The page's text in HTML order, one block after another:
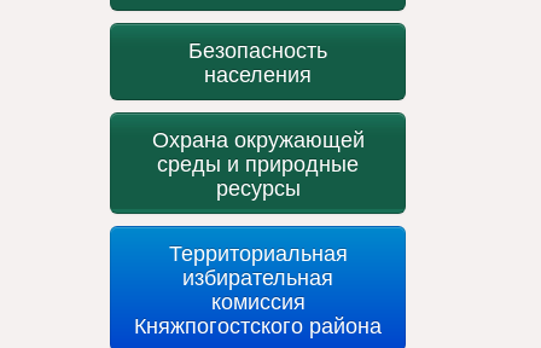
Безопасность
населения
Охрана окружающей
среды и природные
ресурсы
Территориальная
избирательная
комиссия
Княжпогостского района